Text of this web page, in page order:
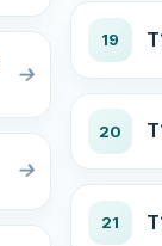
19
20
21